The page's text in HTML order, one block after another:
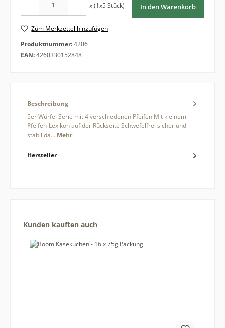
x (1x5 Stück) In den Warenkorb
Zum Merkzettel hinzufügen
Produktnummer:4206
EAN:4260330152848
Beschreibung
5er Würfel Serie mit 4 verschiedenen Pfeifen Mit kleinem
Pfeifen-Lexikon auf der Rückseite Schwefelfrei sicher und
stabil da… Mehr
Hersteller
Produktgalerie überspringen
Kunden kauften auch